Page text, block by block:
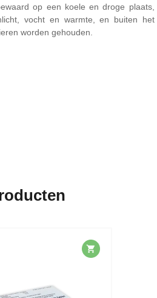
op een koele en droge plaats,
vocht en warmte, en buiten het
worden gehouden.